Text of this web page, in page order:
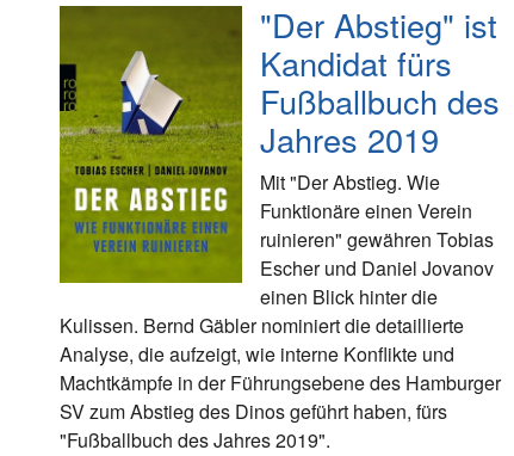
"Der Abstieg" ist
Kandidat fürs
Fußballbuch des
Jahres 2019
Mit "Der Abstieg. Wie
Funktionäre einen Verein
ruinieren" gewähren Tobias
Escher und Daniel Jovanov
einen Blick hinter die
Kulissen. Bernd Gäbler nominiert die detaillierte
Analyse, die aufzeigt, wie interne Konflikte und
Machtkämpfe in der Führungsebene des Hamburger
SV zum Abstieg des Dinos geführt haben, fürs
"Fußballbuch des Jahres 2019".